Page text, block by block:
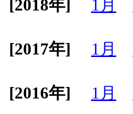
[2018年] 1月
[2017年]
1月
[2016年]
1月